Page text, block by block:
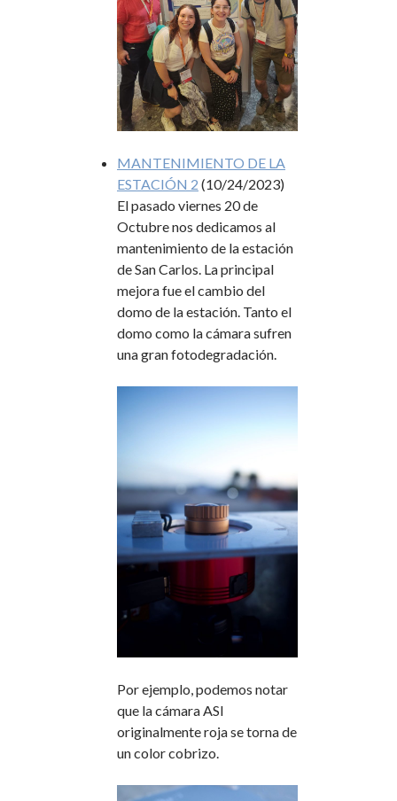
MANTENIMIENTO DE LA
ESTACIÓN 2 (10/24/2023)
El pasado viernes 20 de
Octubre nos dedicamos al
mantenimiento de la estación
de San Carlos. La principal
mejora fue el cambio del
domo de la estación. Tanto el
domo como la cámara sufren
una gran fotodegradación.
Por ejemplo, podemos notar
que la cámara ASI
originalmente roja se torna de
un color cobrizo.